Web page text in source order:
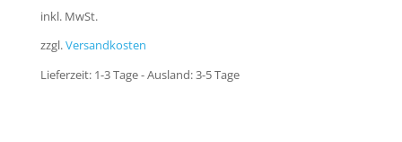
inkl. MwSt.
zzgl.Versandkosten
Lieferzeit: 1-3 Tage - Ausland: 3-5 Tage